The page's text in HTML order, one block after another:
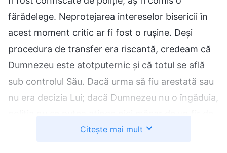
fărădelege. Neprotejarea intereselor bisericii în
acest moment critic ar fi fost o rușine. Deși
procedura de transfer era riscantă, credeam că
Dumnezeu este atotputernic și că totul se află
sub controlul Său. Dacă urma să fiu arestată sau
nu era decizia Lui; dacă Dumnezeu nu o îngăduia,
păr din capul meu. Gândindu-mă la cuvintele lui
Citește mai mult